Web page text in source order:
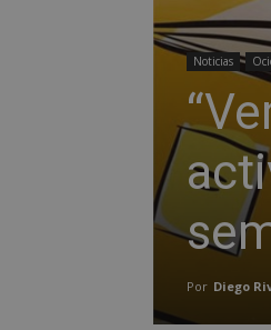
Noticias
Por Diego